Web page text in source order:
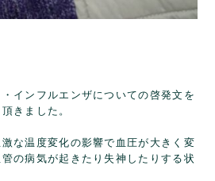
インフルエンザについての啓発文を
きました。
な温度変化の影響で血圧が大きく変
の病気が起きたり失神したりする状